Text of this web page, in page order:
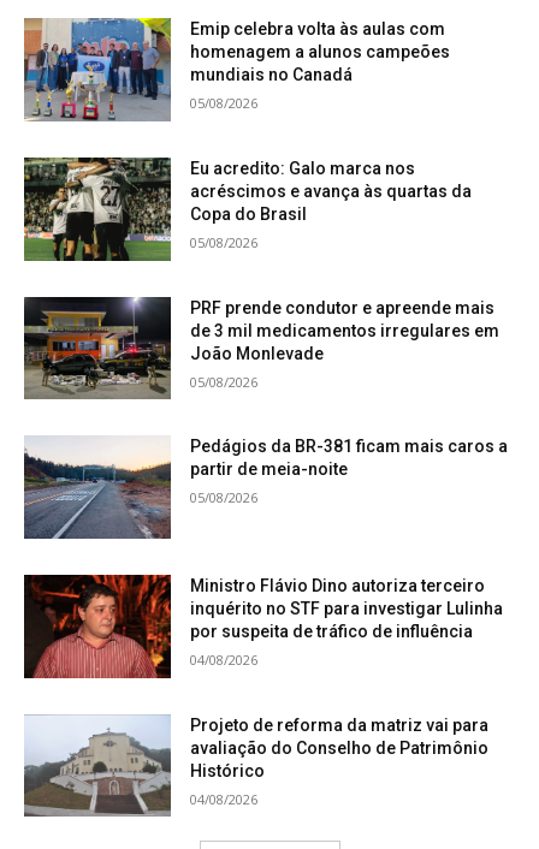
Emip celebra volta às aulas com
homenagem a alunos campeões
mundiais no Canadá
05/08/2026
Eu acredito: Galo marca nos
acréscimos e avança às quartas da
Copa do Brasil
05/08/2026
PRF prende condutor e apreende mais
de 3 mil medicamentos irregulares em
João Monlevade
05/08/2026
Pedágios da BR-381 ficam mais caros a
partir de meia-noite
05/08/2026
Ministro Flávio Dino autoriza terceiro
inquérito no STF para investigar Lulinha
por suspeita de tráfico de influência
04/08/2026
Projeto de reforma da matriz vai para
avaliação do Conselho de Patrimônio
Histórico
04/08/2026